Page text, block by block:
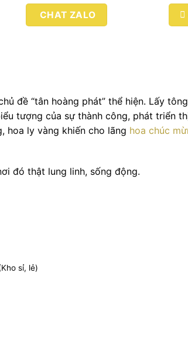
số
lượngCHAT ZALO
đề “tân hoàng phát” thể hiện. Lấy
tượng của sự thành công, phát triển
hoa ly vàng khiến cho lãng hoa chúc
đó thật lung linh, sống động.
sỉ, lẻ)